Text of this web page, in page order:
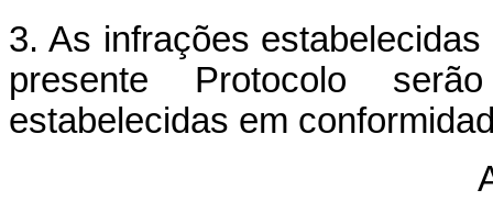
3. As infrações
presente Protocolo
estabelecidas em